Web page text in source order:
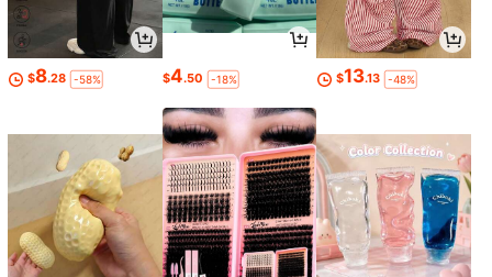
$8.28 -58% $4.50 -18% $13.13 -48%